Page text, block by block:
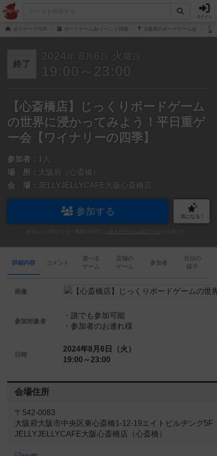
ログイン
ボドゲーマTOP ボードゲーム会/イベント情報 大阪府のボードゲーム会
終了
2024年 8 月 6 日 火 曜日
19:00～23:00
【心斎橋店】じっくりボードゲーム
の世界に浸かってみよう！平日重ゲ
ー会【ワイナリーの四季】
参加者： 1人
場 所： 大阪府（心斎橋）
会 場： JELLYJELLYCAFE大阪心斎橋店
参加する 気になる！
ボドゲーマへのログイン
詳細内容 コメント
遊べる
ゲーム
店舗の
ゲーム
参加者
当日の
様子
画像
参加対象者
・誰でも参加可能
・参加者のお連れ様
日時
2024年8月6日（火）
19:00～23:00
会場住所
〒542-0083
大阪府大阪市中央区東心斎橋1-12-19エイトビルヂング5F
JELLYJELLYCAFE大阪心斎橋店（心斎橋）